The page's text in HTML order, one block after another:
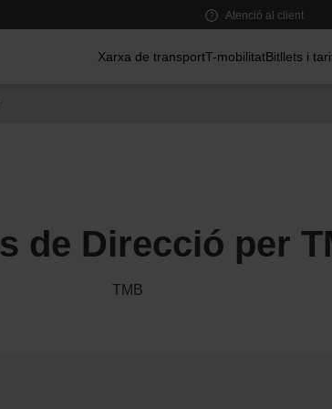
Atenció al client
Xarxa de transportT-mobilitatBitllets i
de Direcció per
TMB